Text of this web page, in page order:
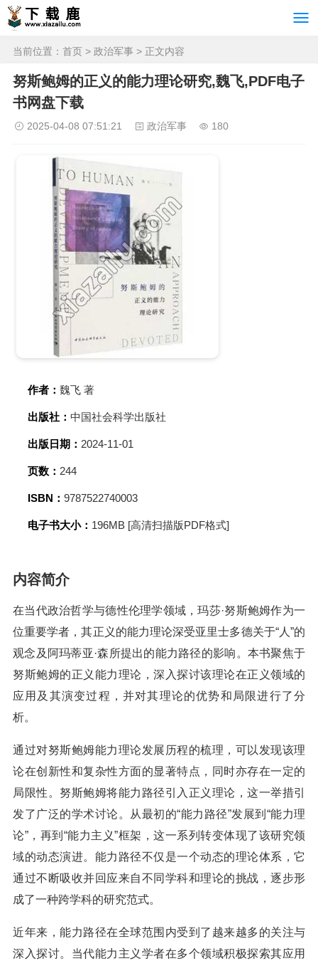
当前位置： 首页 > 政治军事 > 正文内容
努斯鲍姆的正义的能力理论研究,魏飞,PDF电子
书网盘下载
2025-04-08 07:51:21 政治军事 180
作者： 魏飞 著
出版社： 中国社会科学出版社
出版日期： 2024-11-01
页数： 244
ISBN： 9787522740003
电子书大小： 196MB [高清扫描版PDF格式]
内容简介
在当代政治哲学与德性伦理学领域，玛莎·努斯鲍姆作为一
位重要学者，其正义的能力理论深受亚里士多德关于“人”的
观念及阿玛蒂亚·森所提出的能力路径的影响。本书聚焦于
努斯鲍姆的正义能力理论，深入探讨该理论在正义领域的
应用及其演变过程，并对其理论的优势和局限进行了分
析。
通过对努斯鲍姆能力理论发展历程的梳理，可以发现该理
论在创新性和复杂性方面的显著特点，同时亦存在一定的
局限性。努斯鲍姆将能力路径引入正义理论，这一举措引
发了广泛的学术讨论。从最初的“能力路径”发展到“能力理
论”，再到“能力主义”框架，这一系列转变体现了该研究领
域的动态演进。能力路径不仅是一个动态的理论体系，它
通过不断吸收并回应来自不同学科和理论的挑战，逐步形
成了一种跨学科的研究范式。
近年来，能力路径在全球范围内受到了越来越多的关注与
深入探讨。当代能力主义学者在多个领域积极探索其应用